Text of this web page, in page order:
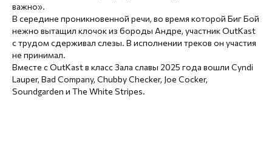
важно».
В середине проникновенной речи, во время которой Биг Бой
нежно вытащил клочок из бороды Андре, участник OutKast
с трудом сдерживал слезы. В исполнении треков он участия
не принимал.
Вместе с OutKast в класс Зала славы 2025 года вошли Cyndi
Lauper, Bad Company, Chubby Checker, Joe Cocker,
Soundgarden и The White Stripes.